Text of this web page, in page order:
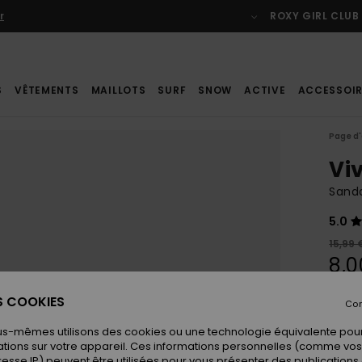
Livraison et retours gratuits pour les membres Se
VÊTEMENTS MAILLOTS SURF SNOW ACTIVE
Page
5.0
15,99
COOKIES
mêmes utilisons des cookies ou une technologie équivalente
sur votre appareil. Ces informations personnelles (comme